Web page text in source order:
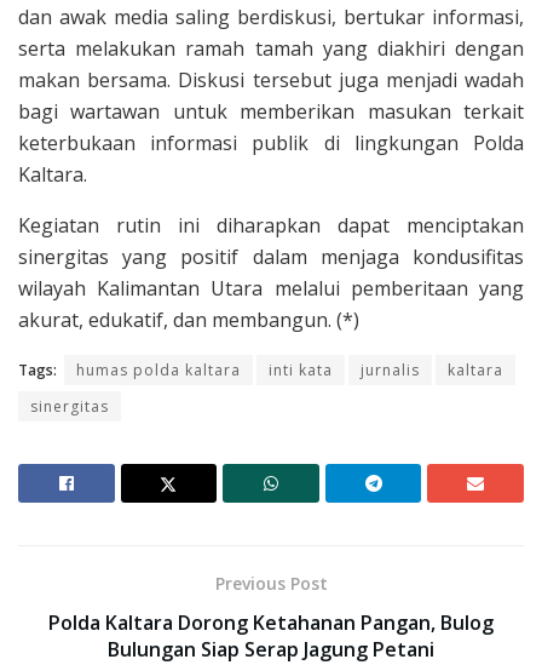
dan awak media saling berdiskusi, bertukar informasi,
serta melakukan ramah tamah yang diakhiri dengan
makan bersama. Diskusi tersebut juga menjadi wadah
bagi wartawan untuk memberikan masukan terkait
keterbukaan informasi publik di lingkungan Polda
Kaltara.
​Kegiatan rutin ini diharapkan dapat menciptakan
sinergitas yang positif dalam menjaga kondusifitas
wilayah Kalimantan Utara melalui pemberitaan yang
akurat, edukatif, dan membangun. (*)
Tags: humas polda kaltara inti kata jurnalis
kaltara
sinergitas
Previous Post
Polda Kaltara Dorong Ketahanan Pangan, Bulog
Bulungan Siap Serap Jagung Petani